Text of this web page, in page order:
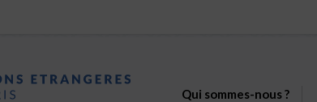
Qui sommes-nous ?